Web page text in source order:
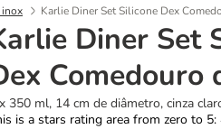
inox Karlie Diner Set Silicone Dex
Diner Set
Comedouro
350 ml, 14 cm de diâmetro, cinza
is a stars rating area from zero to 5: